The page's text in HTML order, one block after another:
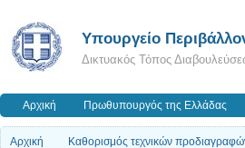
Yπουργείο
Δικτυακός Τόπος
Αρχική Πρωθυπουργός της Ελλάδας
Αρχική
Καθορισμός τεχνικών